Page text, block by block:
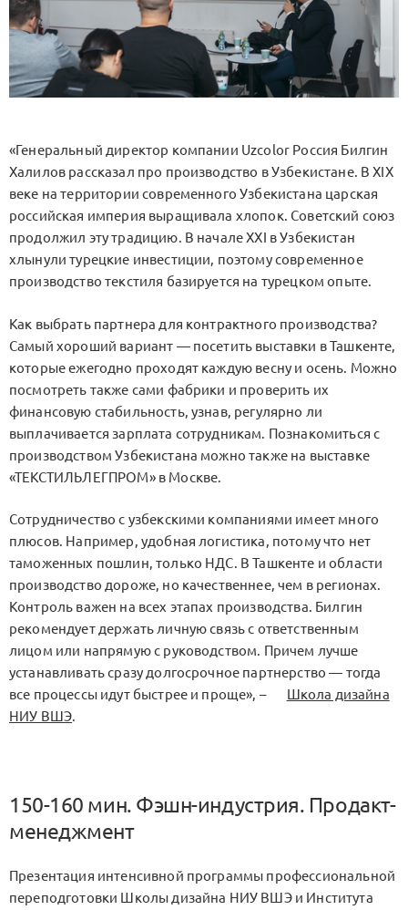
«Генеральный директор компании Uzcolor Россия Билгин
Халилов рассказал про производство в Узбекистане. В XIX
веке на территории современного Узбекистана царская
российская империя выращивала хлопок. Советский союз
продолжил эту традицию. В начале XXI в Узбекистан
хлынули турецкие инвестиции, поэтому современное
производство текстиля базируется на турецком опыте.
Как выбрать партнера для контрактного производства?
Самый хороший вариант — посетить выставки в Ташкенте,
которые ежегодно проходят каждую весну и осень. Можно
посмотреть также сами фабрики и проверить их
финансовую стабильность, узнав, регулярно ли
выплачивается зарплата сотрудникам. Познакомиться с
производством Узбекистана можно также на выставке
«ТЕКСТИЛЬЛЕГПРОМ» в Москве.
Сотрудничество с узбекскими компаниями имеет много
плюсов. Например, удобная логистика, потому что нет
таможенных пошлин, только НДС. В Ташкенте и области
производство дороже, но качественнее, чем в регионах.
Контроль важен на всех этапах производства. Билгин
рекомендует держать личную связь с ответственным
лицом или напрямую с руководством. Причем лучше
устанавливать сразу долгосрочное партнерство — тогда
все процессы идут быстрее и проще», –
Школа дизайна
НИУ ВШЭ.
150-160 мин. Фэшн-индустрия. Продакт-
менеджмент
Презентация интенсивной программы профессиональной
переподготовки Школы дизайна НИУ ВШЭ и Института